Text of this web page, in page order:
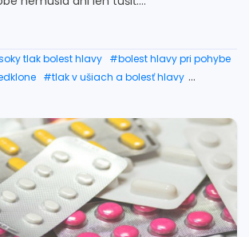
tlak bolest hlavy #bolest hlavy pri pohybe
#tlak v ušiach a bolesť hlavy